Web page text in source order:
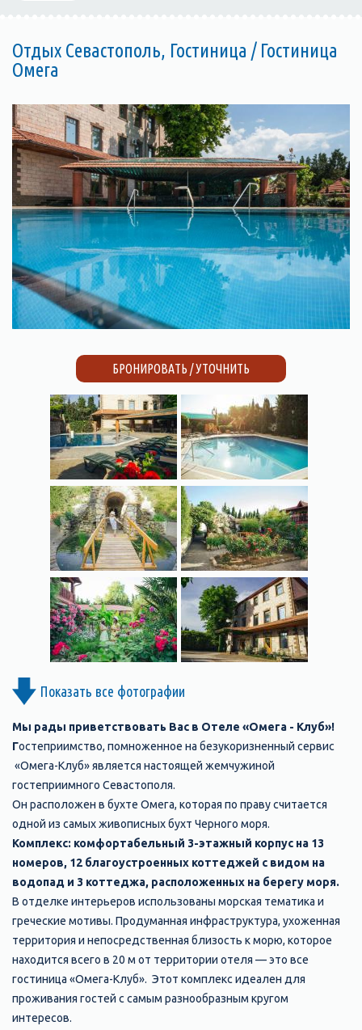
Отдых Севастополь, Гостиница / Гостиница
Омега
БРОНИРОВАТЬ / УТОЧНИТЬ
Показать все фотографии
Мы рады приветствовать Вас в Отеле «Омега - Клуб»!
Гостеприимство, помноженное на безукоризненный сервис
«Омега-Клуб» является настоящей жемчужиной
гостеприимного Севастополя.
Он расположен в бухте Омега, которая по праву считается
одной из самых живописных бухт Черного моря.
Комплекс: комфортабельный 3-этажный корпус на 13
номеров, 12 благоустроенных коттеджей с видом на
водопад и 3 коттеджа, расположенных на берегу моря.
В отделке интерьеров использованы морская тематика и
греческие мотивы. Продуманная инфраструктура, ухоженная
территория и непосредственная близость к морю, которое
находится всего в 20 м от территории отеля — это все
гостиница «Омега-Клуб». Этот комплекс идеален для
проживания гостей с самым разнообразным кругом
интересов.